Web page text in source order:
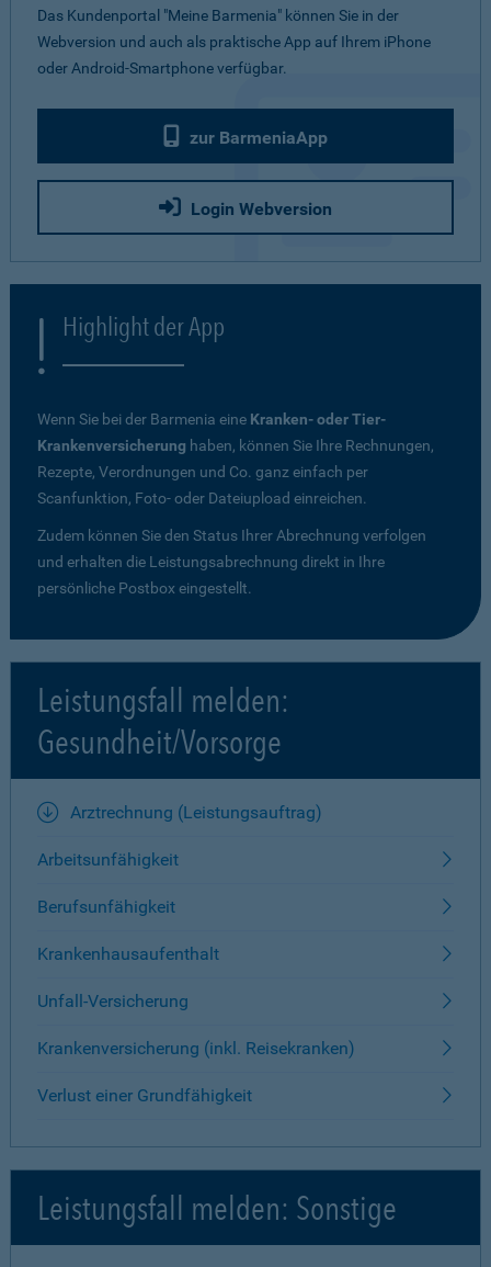
Das Kundenportal "Meine Barmenia" können Sie in der
Webversion und auch als praktische App auf Ihrem iPhone
oder Android-Smartphone verfügbar.
zur BarmeniaApp
Login Webversion
Highlight der App
Wenn Sie bei der Barmenia eine Kranken- oder Tier-
Krankenversicherung haben, können Sie Ihre Rechnungen,
Rezepte, Verordnungen und Co. ganz einfach per
Scanfunktion, Foto- oder Dateiupload einreichen.
Zudem können Sie den Status Ihrer Abrechnung verfolgen
und erhalten die Leistungsabrechnung direkt in Ihre
persönliche Postbox eingestellt.
Leistungsfall melden:
Gesundheit/Vorsorge
Arztrechnung (Leistungsauftrag)
Arbeitsunfähigkeit
Berufsunfähigkeit
Krankenhausaufenthalt
Unfall-Versicherung
Krankenversicherung (inkl. Reisekranken)
Verlust einer Grundfähigkeit
Leistungsfall melden: Sonstige